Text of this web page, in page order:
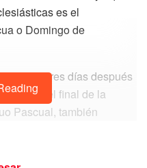
es el
o Domingo de
resucitó tres días después
marca el final de la
Pascual, también